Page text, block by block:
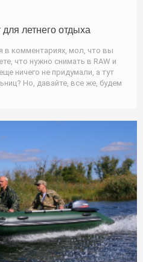
летнего отдыха
комментариях, мол, что вы
что нужно снимать в RAW и
ничего не придумали, а тут
Но, давайте, все же, будем